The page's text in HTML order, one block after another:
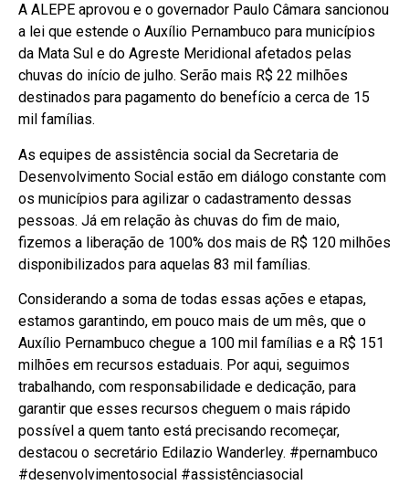
A ALEPE aprovou e o governador Paulo Câmara sancionou
a lei que estende o Auxílio Pernambuco para municípios
da Mata Sul e do Agreste Meridional afetados pelas
chuvas do início de julho. Serão mais R$ 22 milhões
destinados para pagamento do benefício a cerca de 15
mil famílias.
As equipes de assistência social da Secretaria de
Desenvolvimento Social estão em diálogo constante com
os municípios para agilizar o cadastramento dessas
pessoas. Já em relação às chuvas do fim de maio,
fizemos a liberação de 100% dos mais de R$ 120 milhões
disponibilizados para aquelas 83 mil famílias.
Considerando a soma de todas essas ações e etapas,
estamos garantindo, em pouco mais de um mês, que o
Auxílio Pernambuco chegue a 100 mil famílias e a R$ 151
milhões em recursos estaduais. Por aqui, seguimos
trabalhando, com responsabilidade e dedicação, para
garantir que esses recursos cheguem o mais rápido
possível a quem tanto está precisando recomeçar,
destacou o secretário Edilazio Wanderley. #pernambuco
#desenvolvimentosocial #assistênciasocial